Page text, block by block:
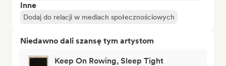
Inne
Dodaj do relacji w mediach społecznościowych
Niedawno dali szansę tym artystom
Keep On Rowing, Sleep Tight